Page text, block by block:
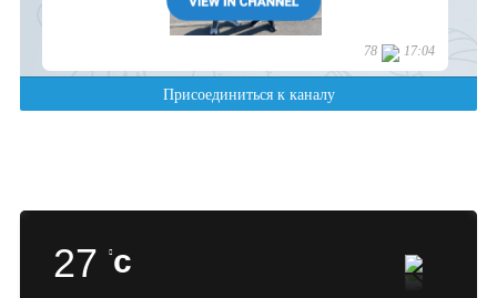
27 c